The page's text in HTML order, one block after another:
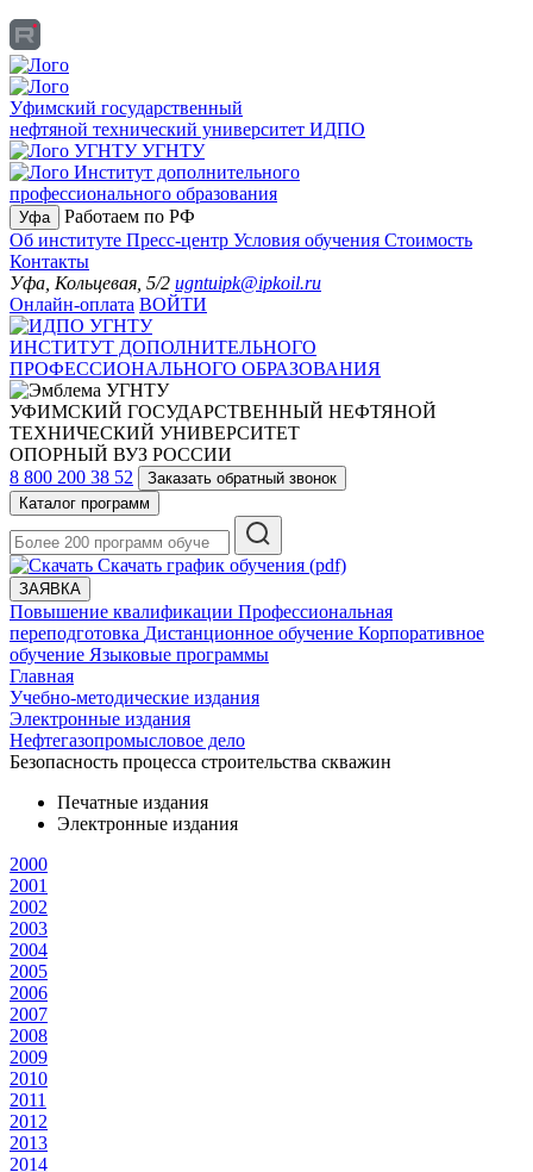
Уфимский государственный
нефтяной технический университет ИДПО
УГНТУ
Институт дополнительного
профессионального образования
Уфа
Работаем по РФ
Об институте Пресс-центр Условия обучения Стоимость
Контакты
Уфа, Кольцевая, 5/2 ugntuipk@ipkoil.ru
Онлайн-оплата ВОЙТИ
ИНСТИТУТ ДОПОЛНИТЕЛЬНОГО
ПРОФЕССИОНАЛЬНОГО ОБРАЗОВАНИЯ
УФИМСКИЙ ГОСУДАРСТВЕННЫЙ НЕФТЯНОЙ
ТЕХНИЧЕСКИЙ УНИВЕРСИТЕТ
ОПОРНЫЙ ВУЗ РОССИИ
8 800 200 38 52
Заказать обратный звонок
Каталог программ
Скачать график обучения (pdf)
ЗАЯВКА
Повышение квалификации Профессиональная
переподготовка Дистанционное обучение Корпоративное
обучение Языковые программы
Главная
Учебно-методические издания
Электронные издания
Нефтегазопромысловое дело
Безопасность процесса строительства скважин
Печатные издания
Электронные издания
2000
2001
2002
2003
2004
2005
2006
2007
2008
2009
2010
2011
2012
2013
2014